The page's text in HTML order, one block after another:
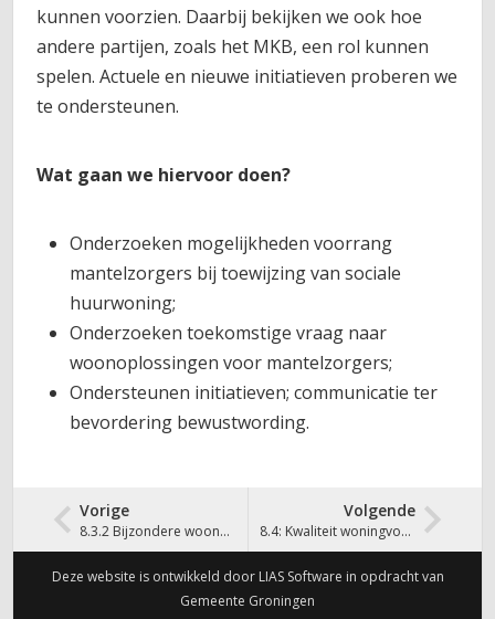
kunnen voorzien. Daarbij bekijken we ook hoe
andere partijen, zoals het MKB, een rol kunnen
spelen. Actuele en nieuwe initiatieven proberen we
te ondersteunen.
Wat gaan we hiervoor doen?
Onderzoeken mogelijkheden voorrang
mantelzorgers bij toewijzing van sociale
huurwoning;
Onderzoeken toekomstige vraag naar
woonoplossingen voor mantelzorgers;
Ondersteunen initiatieven; communicatie ter
bevordering bewustwording.
Vorige
8.3.2 Bijzondere woonvormen
Volgende
8.4: Kwaliteit woningvoorraad
Deze website is ontwikkeld door LIAS Software in opdracht van
Gemeente Groningen